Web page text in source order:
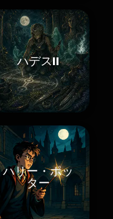
ハデスII
ハリー・ポッ
ター